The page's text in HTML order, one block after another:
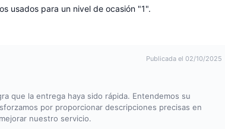
usados para un nivel de ocasión "1".
Publicada el 02/10/2025
que la entrega haya sido rápida. Entendemos su
por proporcionar descripciones precisas en
nuestro servicio.